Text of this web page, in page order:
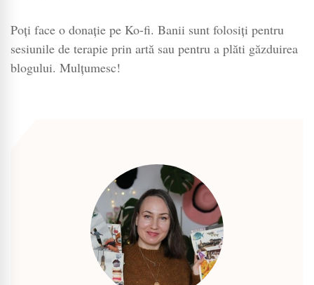
Poți face o donație pe Ko-fi. Banii sunt folosiți pentru
sesiunile de terapie prin artă sau pentru a plăti găzduirea
blogului. Mulțumesc!